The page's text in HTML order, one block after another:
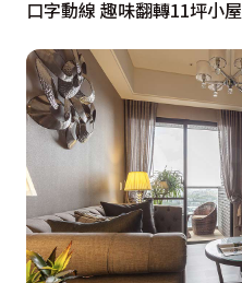
口字動線 趣味翻轉11坪小屋